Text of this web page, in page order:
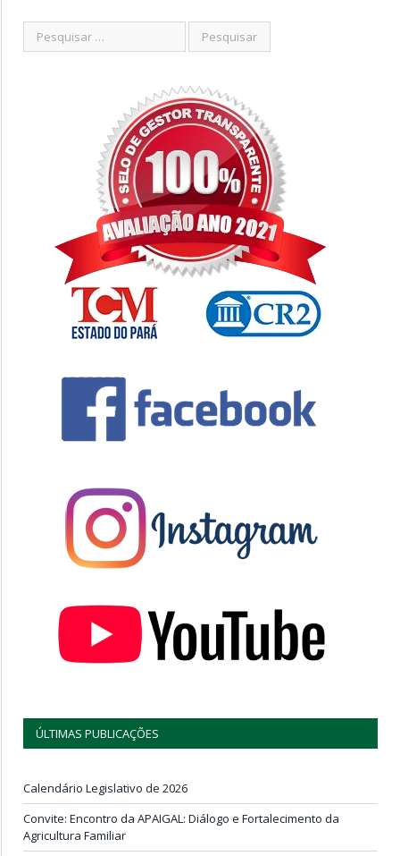
ÚLTIMAS PUBLICAÇÕES
Calendário Legislativo de 2026
Convite: Encontro da APAIGAL: Diálogo e Fortalecimento da
Agricultura Familiar